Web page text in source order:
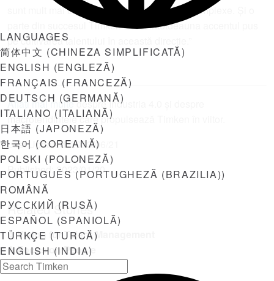
LANGUAGES
简体中文 (CHINEZA SIMPLIFICATĂ)
ENGLISH (ENGLEZĂ)
FRANÇAIS (FRANCEZĂ)
DEUTSCH (GERMANĂ)
ITALIANO (ITALIANĂ)
日本語 (JAPONEZĂ)
한국어 (COREANĂ)
POLSKI (POLONEZĂ)
PORTUGUÊS (PORTUGHEZĂ (BRAZILIA))
ROMÂNĂ
РУССКИЙ (RUSĂ)
ESPAÑOL (SPANIOLĂ)
TÜRKÇE (TURCĂ)
ENGLISH (INDIA)
sunt mult mai bine aplicate la aplicații mai complexe. Și o
parte din succesul Timken a fost întotdeauna accentul pus
pe cultivarea talentului în această direcție.”
Aflați mai multedespre Industria 4.0 și despre
macrotendințele care propulsează Timken în viitor.
Last Updated:2023/06/21
Published:2023/01/20
Related Stories
A Vision for Talent Management
A Focus on People